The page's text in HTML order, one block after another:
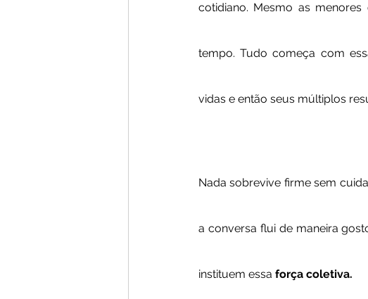
cotidiano. Mesmo as
tempo. Tudo começa com
vidas e então seus múltiplos
Nada sobrevive firme sem
a conversa flui de maneira
instituem essa força coletiva.